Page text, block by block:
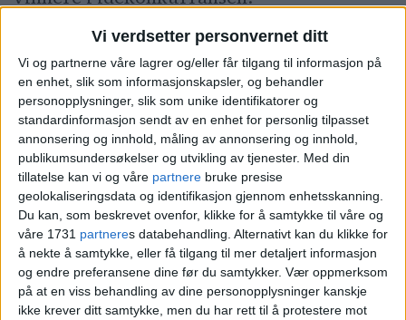
Vi verdsetter personvernet ditt
Vi og partnerne våre lagrer og/eller får tilgang til informasjon på
en enhet, slik som informasjonskapsler, og behandler
personopplysninger, slik som unike identifikatorer og
standardinformasjon sendt av en enhet for personlig tilpasset
annonsering og innhold, måling av annonsering og innhold,
publikumsundersøkelser og utvikling av tjenester. Med din
tillatelse kan vi og våre partnere bruke presise
geolokaliseringsdata og identifikasjon gjennom enhetsskanning.
Du kan, som beskrevet ovenfor, klikke for å samtykke til våre og
våre 1731 partneres databehandling. Alternativt kan du klikke for
å nekte å samtykke, eller få tilgang til mer detaljert informasjon
og endre preferansene dine før du samtykker. Vær oppmerksom
på at en viss behandling av dine personopplysninger kanskje
ikke krever ditt samtykke, men du har rett til å protestere mot
Arkitektstudentene Edvard Glazebrook (t.v) og
Stian Fammestad står bak designen på Oslos nye,
flytende badstue. Foto: Skjermdump fra NRK